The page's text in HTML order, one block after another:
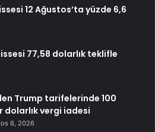
12 Ağustos’ta yüzde 6,6
77,58 dolarlık teklifle
Trump tarifelerinde 100
dolarlık vergi iadesi
6, 2026